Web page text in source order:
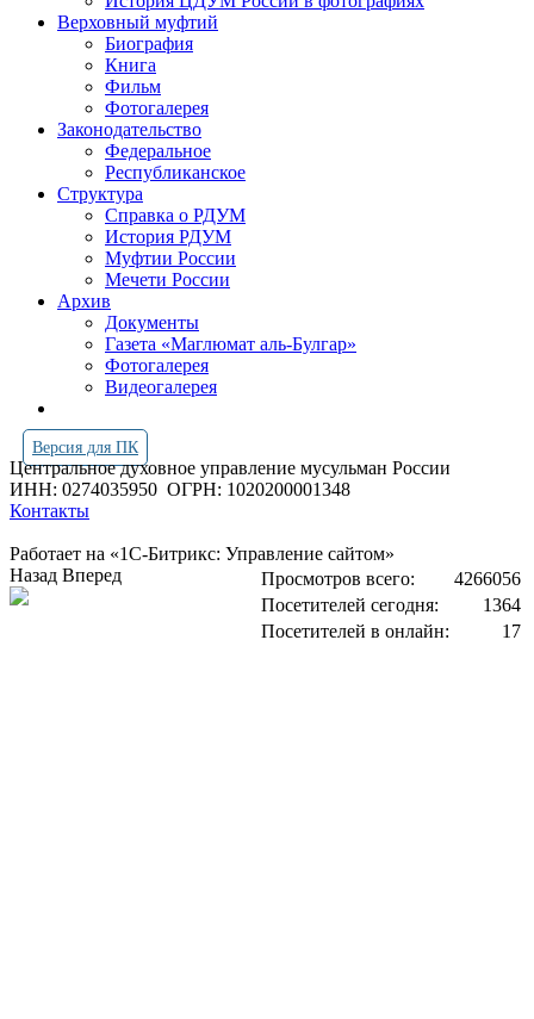
Верховный муфтий
Биография
Книга
Фильм
Фотогалерея
Законодательство
Федеральное
Республиканское
Структура
Справка о РДУМ
История РДУМ
Муфтии России
Мечети России
Архив
Документы
Газета «Маглюмат аль-Булгар»
Фотогалерея
Видеогалерея
Версия для ПК
Центральное духовное управление мусульман России
ИНН: 0274035950 ОГРН: 1020200001348
Контакты
Работает на «1С-Битрикс: Управление сайтом»
Просмотров всего:
4266056
Посетителей сегодня:
1364
Посетителей в онлайн:
17
Назад Вперед